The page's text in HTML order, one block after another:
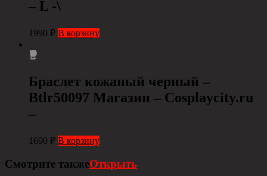
– L -\
1990 ₽ В корзину
Браслет кожаный черный –
Btlr50097 Магазин – Cosplaycity.ru
–
1690 ₽ В корзину
Смотрите такжеОткрыть